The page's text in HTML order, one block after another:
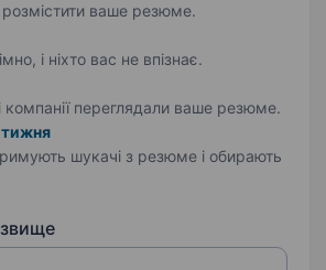
ваше резюме.
і ніхто вас не впізнає.
компанії переглядали ваше резюме.
шукачі з резюме і обирають